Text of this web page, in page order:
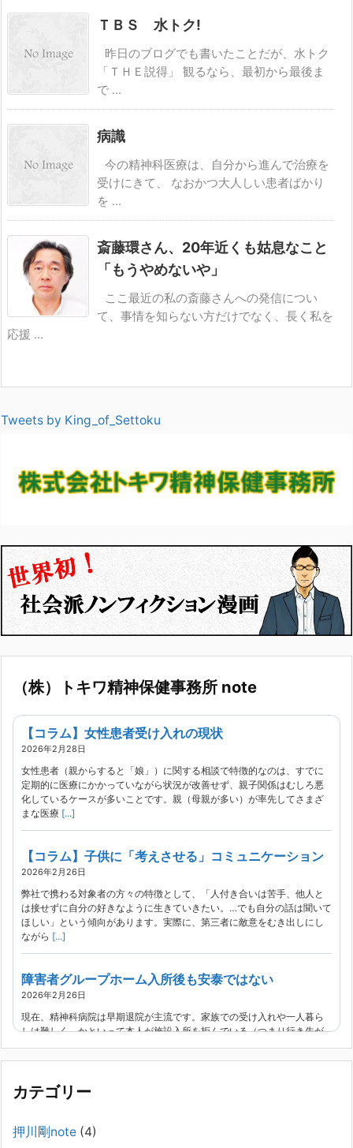
ＴＢＳ 水トク!
昨日のブログでも書いたことだが、水トク
「ＴＨＥ説得」 観るなら、最初から最後ま
で ...
病識
今の精神科医療は、自分から進んで治療を
受けにきて、 なおかつ大人しい患者ばかり
を ...
斎藤環さん、20年近くも姑息なこと
「もうやめないや」
ここ最近の私の斎藤さんへの発信につい
て、事情を知らない方だけでなく、長く私を
応援 ...
Tweets by King_of_Settoku
（株）トキワ精神保健事務所 note
【コラム】女性患者受け入れの現状
2026年2月28日
女性患者（親からすると「娘」）に関する相談で特徴的なのは、すでに
定期的に医療にかかっていながら状況が改善せず、親子関係はむしろ悪
化しているケースが多いことです。親（母親が多い）が率先してさまざ
まな医療 [...]
【コラム】子供に「考えさせる」コミュニケーション
2026年2月26日
弊社で携わる対象者の方々の特徴として、「人付き合いは苦手、他人と
は接せずに自分の好きなように生きていきたい。…でも自分の話は聞いて
ほしい」という傾向があります。実際に、第三者に敵意をむき出しにし
ながら [...]
障害者グループホーム入所後も安泰ではない
2026年2月26日
現在、精神科病院は早期退院が主流です。家族での受け入れや一人暮ら
しは難しく、かといって本人が施設入所を拒んでいる（つまり行き先が
見つかっていない）ような場合でも、病院から退院を急かされ、家族が
困ってし[...]
精神科から「退院できます」と言われた家族へ──退院
後の安全設計
2026年2月21日
カテゴリー
押川剛note (4)